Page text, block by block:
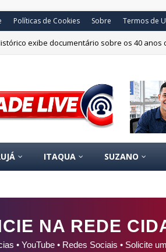
Políticas de Cookies Sobre Termos de
exibe documentário sobre os 40
ITAQUA SUZANO
NA REDE
• YouTube • Redes Sociais • Solicite